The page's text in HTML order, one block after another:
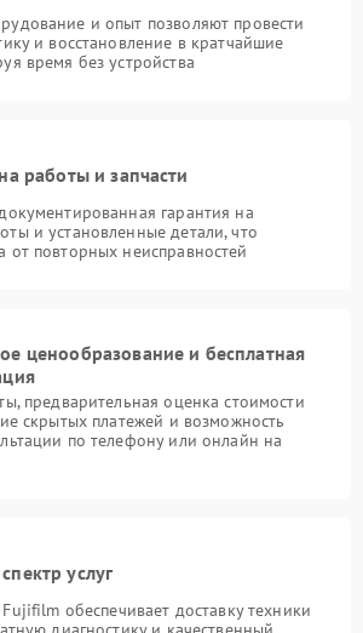
и опыт позволяют провести
и восстановление в кратчайшие
время без устройства
работы и запчасти
гарантия на
и установленные детали, что
от повторных неисправностей
ценообразование и бесплатная
предварительная оценка стоимости
скрытых платежей и возможность
по телефону или онлайн на
услуг
обеспечивает доставку техники